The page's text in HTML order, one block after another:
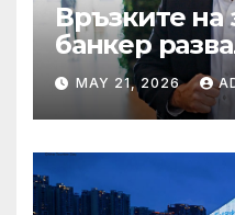
Връзките на
банкер
надеждите
Болсонаро
Бразилия
MAY 21, 2026